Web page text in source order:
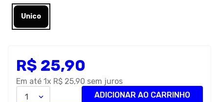
Unico
R$ 25,90
Em até 1x R$ 25,90 sem juros
1
ADICIONAR AO CARRINHO